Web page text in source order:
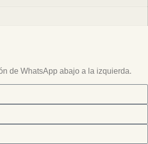
de WhatsApp abajo a la izquierda.